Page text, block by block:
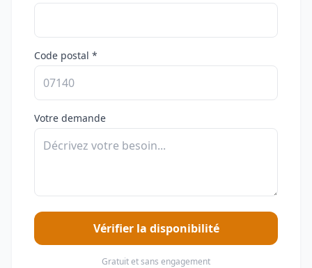
Code postal *
Votre demande
Vérifier la disponibilité
Gratuit et sans engagement